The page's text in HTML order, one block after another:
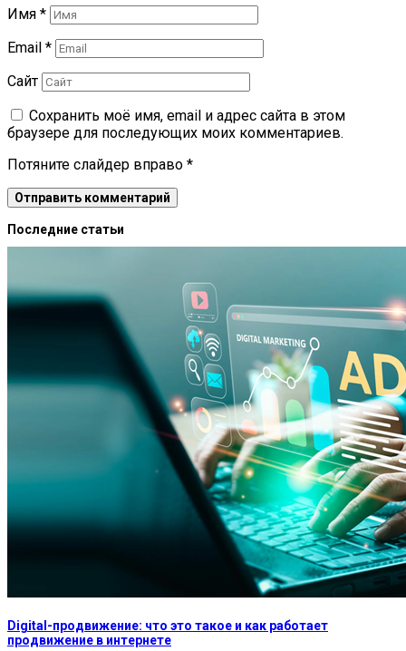
Имя *
Email *
Сайт
Сохранить моё имя, email и адрес сайта в этом
браузере для последующих моих комментариев.
Потяните слайдер вправо *
Последние статьи
Digital-продвижение: что это такое и как работает
продвижение в интернете